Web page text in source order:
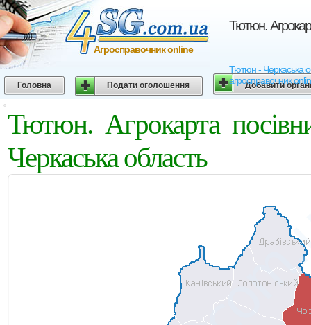
Тютюн.
Тютюн - Черкаська
агросправочник
Агросправочник online
Головна Подати оголошення Добавити
Тютюн. Агрокарта
Черкаська область